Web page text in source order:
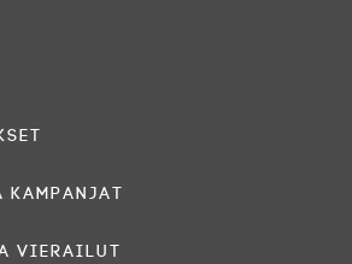
vierailut